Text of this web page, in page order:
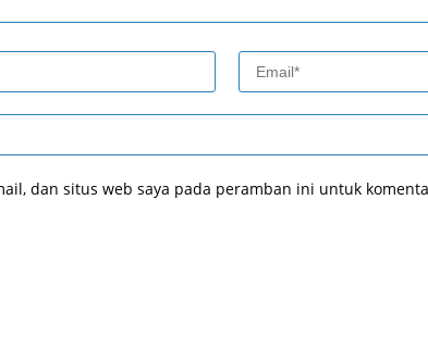
dan situs web saya pada peramban ini untuk